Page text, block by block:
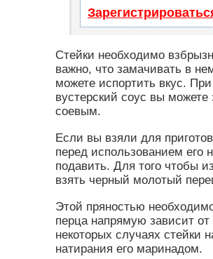
Стейки необходимо
важно, что замачивать в
можете испортить вкус.
вустерский соус вы
соевым.
Если вы взяли для
перед использованием его
подавить. Для того чтобы
взять черный молотый
Этой пряностью
перца напрямую зависит
некоторых случаях стейки
натирания его маринадом.